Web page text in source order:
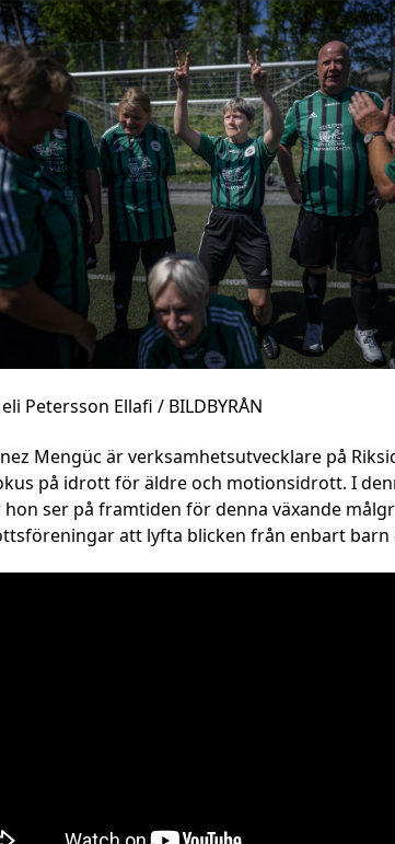
Petersson Ellafi / BILDBYRÅN
Mengüc är verksamhetsutvecklare på
på idrott för äldre och motionsidrott. I
ser på framtiden för denna växande
att lyfta blicken från enbart barn